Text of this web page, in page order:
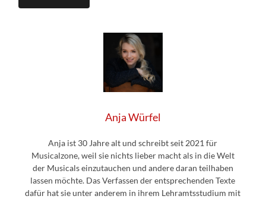
Anja Würfel
Anja ist 30 Jahre alt und schreibt seit 2021 für
Musicalzone, weil sie nichts lieber macht als in die Welt
der Musicals einzutauchen und andere daran teilhaben
lassen möchte. Das Verfassen der entsprechenden Texte
dafür hat sie unter anderem in ihrem Lehramtsstudium mit